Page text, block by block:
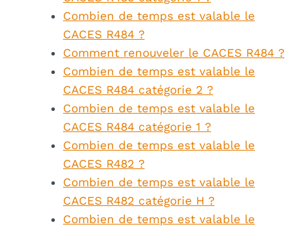
Combien de temps est valable le
CACES R484 ?
Comment renouveler le CACES R484 ?
Combien de temps est valable le
CACES R484 catégorie 2 ?
Combien de temps est valable le
CACES R484 catégorie 1 ?
Combien de temps est valable le
CACES R482 ?
Combien de temps est valable le
CACES R482 catégorie H ?
Combien de temps est valable le